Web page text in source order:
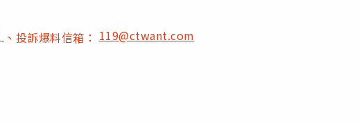
、投訴爆料信箱：119@ctwant.com